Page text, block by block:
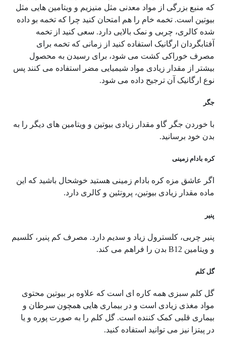
که منبع بزرگی از مواد معدنی مثل منیزیم و ویتامین هایی مثل
بیوتین است. تخمه خام را هم امتحان کنید چرا که تخمه بو داده
شده کالری، چربی و نمک بالایی دارد. سعی کنید از تخمه
آفتابگردان ارگانیک استفاده کنید از زمانی که تخمه برای
مصرف خوراکی کشت می شود، برای رسیدن به محصول
بیشتر از مقدار زیادی مواد شیمیایی مضر استفاده می کنند پس
نوع ارگانیک آن ترجیح داده می شود.
جگر
با خوردن جگر گاو مقدار زیادی بیوتین و ویتامین های دیگر را به
بدن خود برسانید.
کره بادام زمینی
اگر عاشق مزه کره بادام زمینی هستید خوشحال باشید که این
ماده مقدار زیادی بیوتین، پروتئین و کالری دارد.
پنیر
پنیر چربی، کلسترول زیاد و سدیم دارد. مصرف کم پنیر، کلسیم
و ویتامین B12 بدن را فراهم می کند.
گل کلم
گل کلم سبزی همه کاره ای است که علاوه بر بیوتین محتوی
مواد مغذی زیادی است و در بیماری هایی همچون سرطان و
بیماری قلبی کمک کننده است. گل کلم را به صورت پوره و یا
در پیتزا نیز می توانید استفاده کنید.